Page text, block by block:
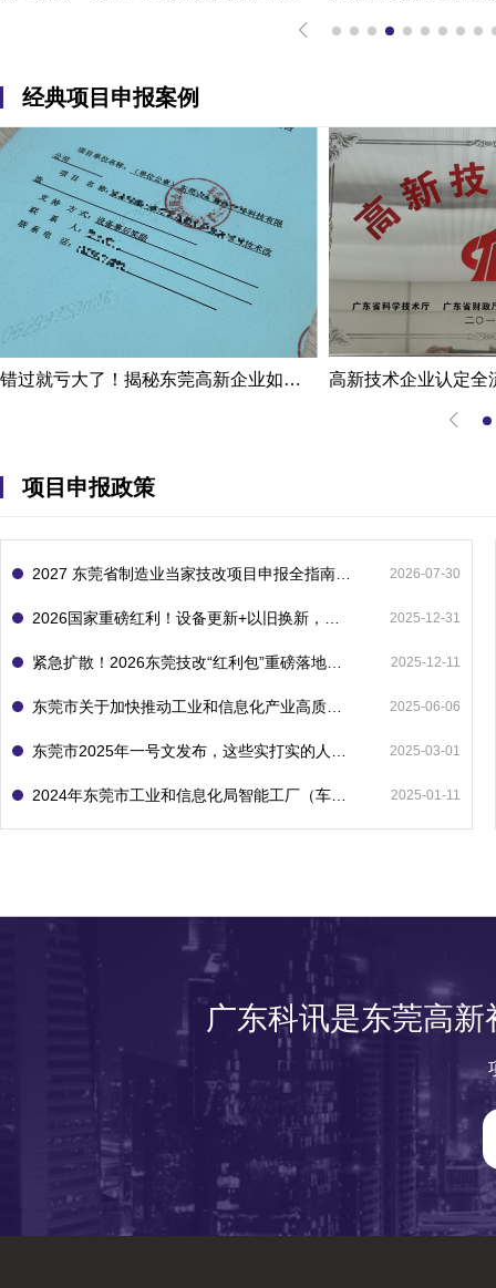
经典项目申报案例
错过就亏大了！揭秘东莞高新企业如何轻松拿下省级技术改造项目300万补贴
项目申报政策
2026-07-30
2025-12-31
2025-12-11
2025-06-06
2025-03-01
2025-01-11
广东科讯是东莞高